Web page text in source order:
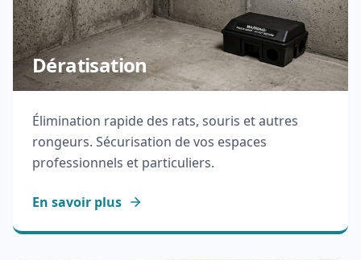
Dératisation
Élimination rapide des rats, souris et autres
rongeurs. Sécurisation de vos espaces
professionnels et particuliers.
En savoir plus